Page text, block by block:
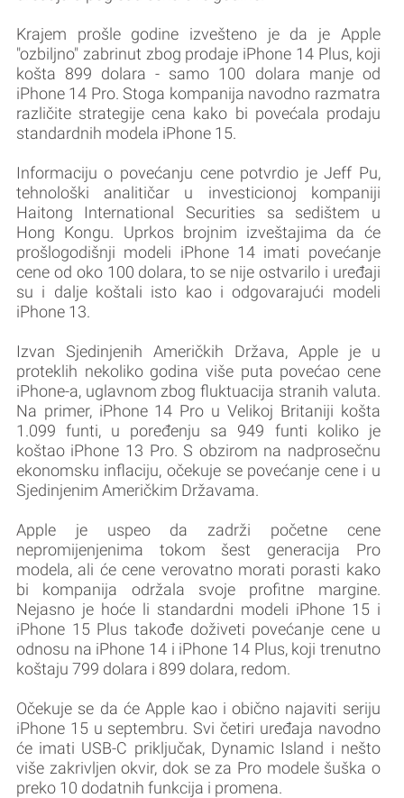
Krajem prošle godine izvešteno je da je Apple
"ozbiljno" zabrinut zbog prodaje ‌iPhone 14 Plus‌, koji
košta 899 dolara - samo 100 dolara manje od
‌iPhone 14 Pro‌. Stoga kompanija navodno razmatra
različite strategije cena kako bi povećala prodaju
standardnih modela ‌iPhone 15‌.
Informaciju o povećanju cene potvrdio je Jeff Pu,
tehnološki analitičar u investicionoj kompaniji
Haitong International Securities sa sedištem u
Hong Kongu. Uprkos brojnim izveštajima da će
prošlogodišnji modeli ‌iPhone 14‌ imati povećanje
cene od oko 100 dolara, to se nije ostvarilo i uređaji
su i dalje koštali isto kao i odgovarajući modeli
iPhone 13.
Izvan Sjedinjenih Američkih Država, Apple je u
proteklih nekoliko godina više puta povećao cene
iPhone-a, uglavnom zbog fluktuacija stranih valuta.
Na primer, ‌iPhone 14 Pro‌ u Velikoj Britaniji košta
1.099 funti, u poređenju sa 949 funti koliko je
koštao ‌iPhone 13 Pro‌. S obzirom na nadprosečnu
ekonomsku inflaciju, očekuje se povećanje cene i u
Sjedinjenim Američkim Državama.
Apple je uspeo da zadrži početne cene
nepromijenjenima tokom šest generacija Pro
modela, ali će cene verovatno morati porasti kako
bi kompanija održala svoje profitne margine.
Nejasno je hoće li standardni modeli ‌iPhone 15‌ i
‌iPhone 15‌ Plus takođe doživeti povećanje cene u
odnosu na ‌iPhone 14‌ i ‌iPhone 14‌ Plus, koji trenutno
koštaju 799 dolara i 899 dolara, redom.
Očekuje se da će Apple kao i obično najaviti seriju
‌iPhone 15‌ u septembru. Svi četiri uređaja navodno
će imati USB-C priključak, Dynamic Island i nešto
više zakrivljen okvir, dok se za Pro modele šuška o
preko 10 dodatnih funkcija i promena.